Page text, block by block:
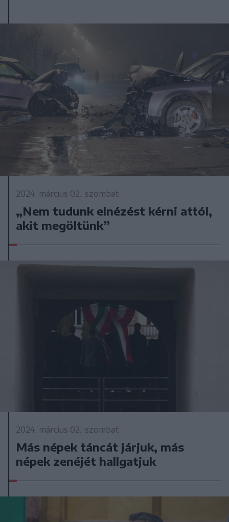
2024. március 02., szombat
„Nem tudunk elnézést kérni attól,
akit megöltünk”
2024. március 02., szombat
Más népek táncát járjuk, más
népek zenéjét hallgatjuk